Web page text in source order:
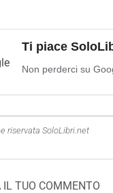
Ti piace
Non perderci su
riservata SoloLibri.net
IL TUO COMMENTO